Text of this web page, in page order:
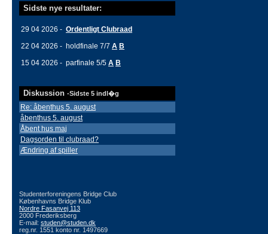
Sidste nye resultater:
29 04 2026 - Ordentligt Clubraad
22 04 2026 - holdfinale 7/7 A B
15 04 2026 - parfinale 5/5 A B
Diskussion -Sidste 5 indl�g
Re: åbenthus 5. august
åbenthus 5. august
Åbent hus maj
Dagsorden til clubraad?
Ændring af spiller
Studenterforeningens Bridge Club
Københavns Bridge Klub
Nordre Fasanvej 113
2000 Frederiksberg
E-mail: studen@studen.dk
reg.nr. 1551 konto nr. 1497669